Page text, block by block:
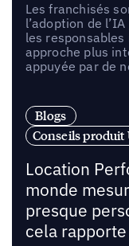
Les franchisés
l’adoption de
les
approche plus
appuyée par de
Blogs
Conseils produit
Location
monde
presque
cela rapporte